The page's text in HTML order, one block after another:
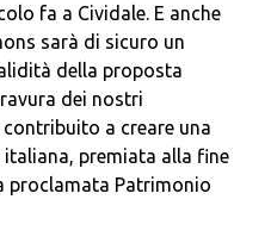
fa a Cividale. E anche
sarà di sicuro un
della proposta
dei nostri
a creare una
premiata alla fine
proclamata Patrimonio